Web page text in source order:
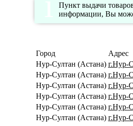
Пункт выдачи
информации, Вы
Город Адрес
Нур-Султан (Астана) г.Нур-
Нур-Султан (Астана) г.Нур-
Нур-Султан (Астана) г.Нур-
Нур-Султан (Астана) г.Нур-
Нур-Султан (Астана) г.Нур-
Нур-Султан (Астана) г.Нур-